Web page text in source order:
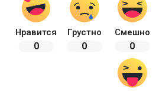
Нравится
0
Грустно
0
Смешно
0